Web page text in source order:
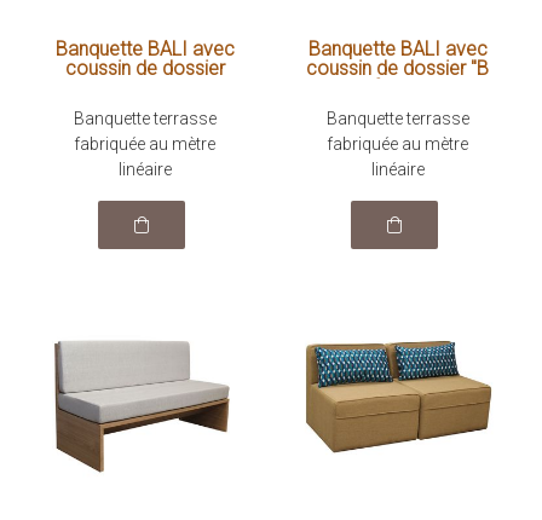
Banquette BALI avec
coussin de dossier
Banquette terrasse
fabriquée au mètre
linéaire
Banquette BALI avec
coussin de dossier "B
Banquette terrasse
fabriquée au mètre
linéaire